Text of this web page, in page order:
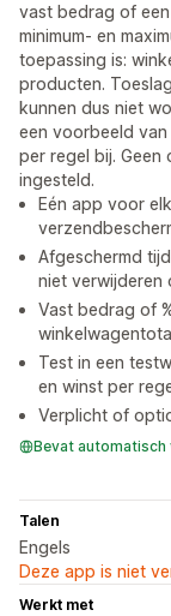
vast bedrag of
minimum- en
toepassing is:
producten.
kunnen dus niet
een voorbeeld
per regel bij. Geen
ingesteld.
Eén app voor
Afgeschermd
niet verwijderen
Vast bedrag of
Test in een
en winst per
Verplicht of
Bevat
Talen
Engels
Deze app is niet
Werkt met